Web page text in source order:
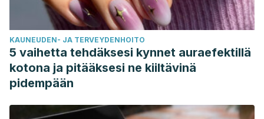
KAUNEUDEN- JA TERVEYDENHOITO
5 vaihetta tehdäksesi kynnet auraefektillä
kotona ja pitääksesi ne kiiltävinä
pidempään